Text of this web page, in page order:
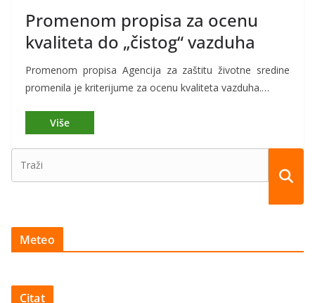
Promenom propisa za ocenu
kvaliteta do „čistog“ vazduha
Promenom propisa Agencija za zaštitu životne sredine
promenila je kriterijume za ocenu kvaliteta vazduha.…
Meteo
Citat